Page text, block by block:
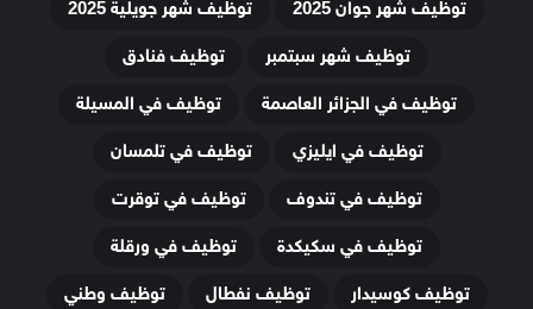
توظيف شهر جوان 2025
توظيف شهر جويلية 2025
توظيف شهر سبتمبر
توظيف فنادق
توظيف في الجزائر العاصمة
توظيف في المسيلة
توظيف في ايليزي
توظيف في تلمسان
توظيف في تندوف
توظيف في توقرت
توظيف في سكيكدة
توظيف في ورقلة
توظيف كوسيدار
توظيف نفطال
توظيف وطني